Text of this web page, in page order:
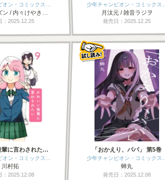
オン・コミックス…
ン / 内々けやき…
：2025.12.25
少年チャンピオン・コミックス…
月汰元 / 雑音ラジヲ
発売日：2025.12.25
輩に言わされた…
オン・コミックス…
川村拓
：2025.12.08
「おかえり、パパ」 第5巻
少年チャンピオン・コミックス…
蝉丸
発売日：2025.12.08